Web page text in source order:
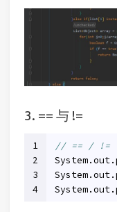
3. == 与 !=
1
2
3
4
// == / !=